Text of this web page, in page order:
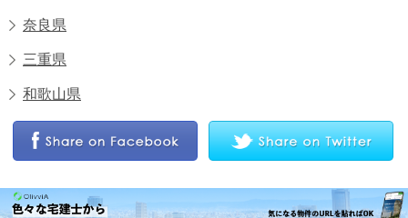
奈良県
三重県
和歌山県